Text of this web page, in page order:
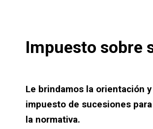
Impuesto sobre
Le brindamos la orientación
impuesto de sucesiones
la normativa.